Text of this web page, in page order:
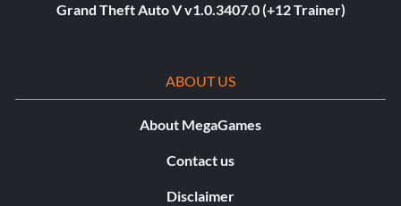
Grand Theft Auto V v1.0.3407.0 (+12 Trainer)
ABOUT US
About MegaGames
Contact us
Disclaimer